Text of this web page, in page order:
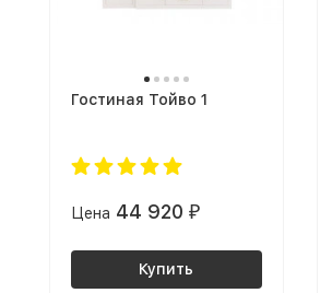
Гостиная Тойво 1
Цена 44 920 ₽
Купить